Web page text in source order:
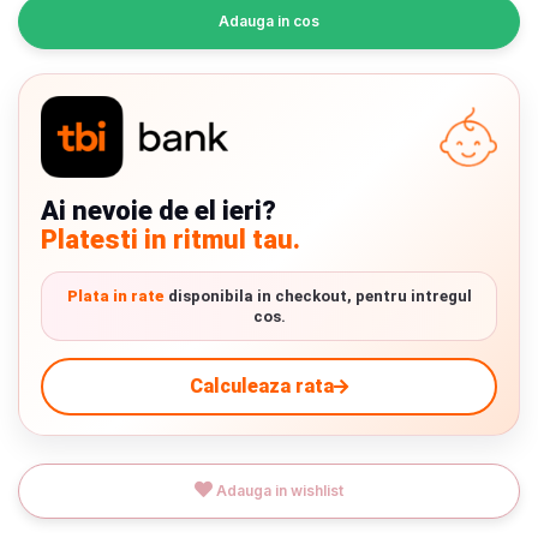
INGRIJIRE PERSONALA
BAIE SI TOALETA
Informatii companie
Despre noi
Blog
Depozit
Q & A
Branduri
Adauga in cos
Ai nevoie de el ieri?
Platesti in ritmul tau.
Plata in ratedisponibila in checkout, pentru intregul
cos.
Calculeaza rata
Adauga in wishlist
Verde cu detalii negre
Livrare prin curier in Romania si in Uniunea
Detalii